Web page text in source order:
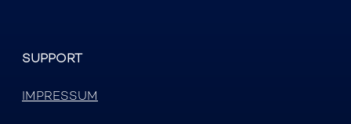
SUPPORT
IMPRESSUM